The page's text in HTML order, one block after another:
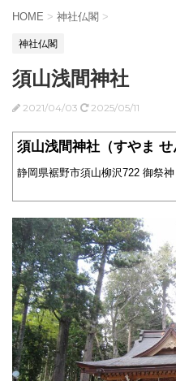
HOME > 神社仏閣 >
神社仏閣
須山浅間神社
2021/04/03 2025/05/11
須山浅間神社（すやま せ
静岡県裾野市須山柳沢722 御祭